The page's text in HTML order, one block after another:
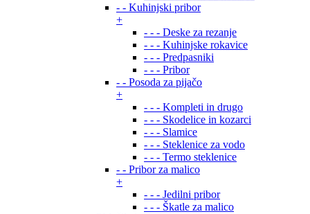
- - Kuhinjski pribor
+
- - - Deske za rezanje
- - - Kuhinjske rokavice
- - - Predpasniki
- - - Pribor
- - Posoda za pijačo
+
- - - Kompleti in drugo
- - - Skodelice in kozarci
- - - Slamice
- - - Steklenice za vodo
- - - Termo steklenice
- - Pribor za malico
+
- - - Jedilni pribor
- - - Škatle za malico